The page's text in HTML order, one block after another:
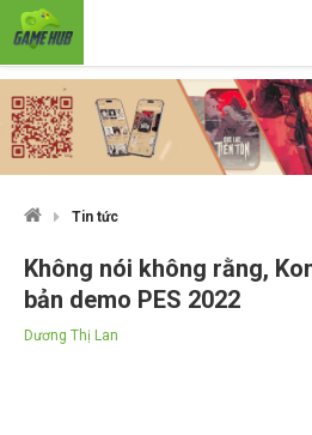
Tin tức
Không nói không rằng,
bản demo PES 2022
Dương Thị Lan